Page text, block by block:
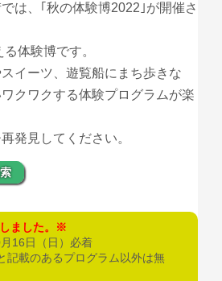
は、｢秋の体験博2022｣が開催さ
体験博です。
イーツ、遊覧船にまち歩きな
クワクする体験プログラムが楽
発見してください。
ました。
16日（日）必着
記載のあるプログラム以外は無